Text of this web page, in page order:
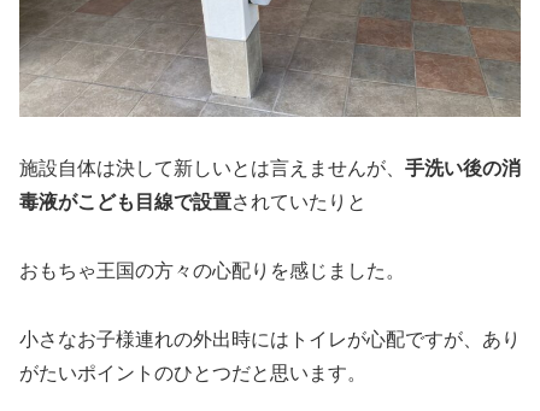
施設自体は決して新しいとは言えませんが、 手洗い後の消
毒液がこども目線で設置されていたりと
おもちゃ王国の方々の心配りを感じました。
小さなお子様連れの外出時にはトイレが心配ですが、あり
がたいポイントのひとつだと思います。